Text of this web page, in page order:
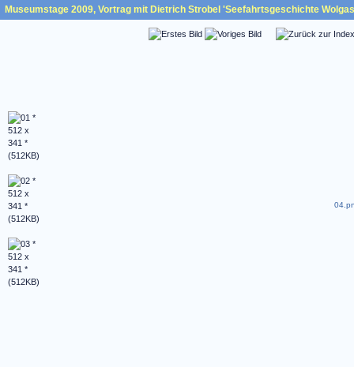
Museumstage 2009, Vortrag mit Dietrich Strobel 'Seefahrtsgeschichte